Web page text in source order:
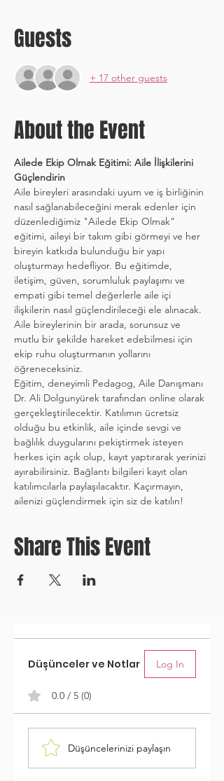
Guests
+ 17 other guests
About the Event
Ailede Ekip Olmak Eğitimi: Aile İlişkilerini
Güçlendirin
Aile bireyleri arasındaki uyum ve iş birliğinin
nasıl sağlanabileceğini merak edenler için
düzenlediğimiz "Ailede Ekip Olmak"
eğitimi, aileyi bir takım gibi görmeyi ve her
bireyin katkıda bulunduğu bir yapı
oluşturmayı hedefliyor. Bu eğitimde,
iletişim, güven, sorumluluk paylaşımı ve
empati gibi temel değerlerle aile içi
ilişkilerin nasıl güçlendirileceği ele alınacak.
Aile bireylerinin bir arada, sorunsuz ve
mutlu bir şekilde hareket edebilmesi için
ekip ruhu oluşturmanın yollarını
öğreneceksiniz.
Eğitim, deneyimli Pedagog, Aile Danışmanı
Dr. Ali Dolgunyürek tarafından online olarak
gerçekleştirilecektir. Katılımın ücretsiz
olduğu bu etkinlik, aile içinde sevgi ve
bağlılık duygularını pekiştirmek isteyen
herkes için açık olup, kayıt yaptırarak yerinizi
ayırabilirsiniz. Bağlantı bilgileri kayıt olan
katılımcılarla paylaşılacaktır. Kaçırmayın,
ailenizi güçlendirmek için siz de katılın!
Share This Event
Düşünceler ve Notlar Log In
0.0 / 5 (0)
Düşüncelerinizi paylaşın